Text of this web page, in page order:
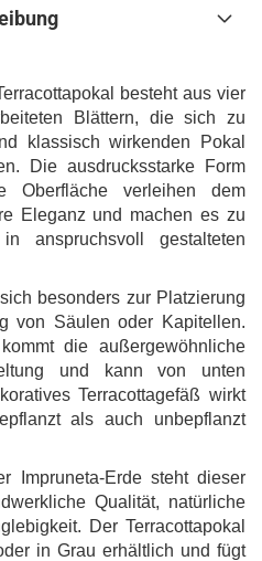
besteht aus vier
Blättern, die sich zu
klassisch wirkenden Pokal
Die ausdrucksstarke Form
Oberfläche verleihen dem
Eleganz und machen es zu
anspruchsvoll gestalteten
besonders zur Platzierung
von Säulen oder Kapitellen.
die außergewöhnliche
und kann von unten
Terracottagefäß wirkt
als auch unbepflanzt
Impruneta-Erde steht dieser
Qualität, natürliche
Der Terracottapokal
in Grau erhältlich und fügt